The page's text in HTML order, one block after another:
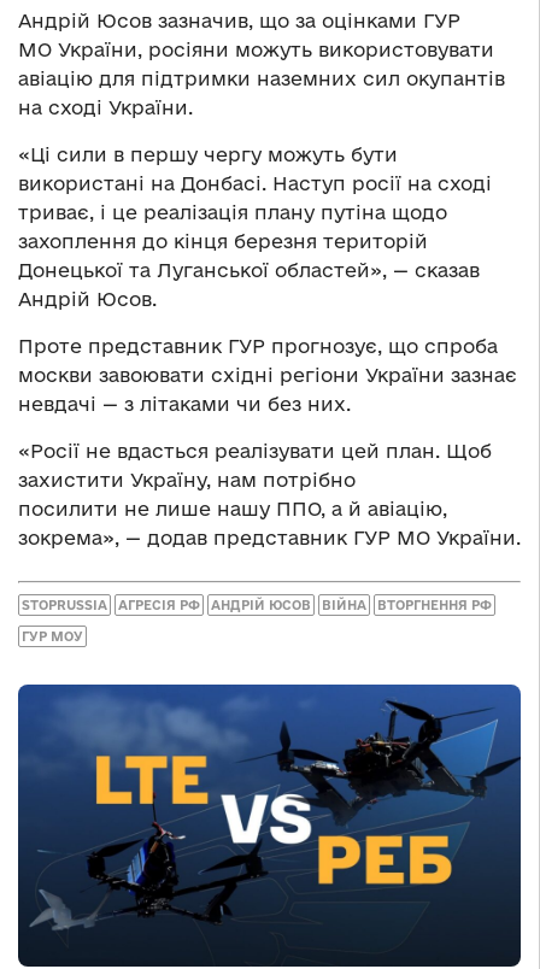
Андрій Юсов зазначив, що за оцінками ГУР
МО України, росіяни можуть використовувати
авіацію для підтримки наземних сил окупантів
на сході України.
«Ці сили в першу чергу можуть бути
використані на Донбасі. Наступ росії на сході
триває, і це реалізація плану путіна щодо
захоплення до кінця березня територій
Донецької та Луганської областей», — сказав
Андрій Юсов.
Проте представник ГУР прогнозує, що спроба
москви завоювати східні регіони України зазнає
невдачі — з літаками чи без них.
«Росії не вдасться реалізувати цей план. Щоб
захистити Україну, нам потрібно
посилити не лише нашу ППО, а й авіацію,
зокрема», — додав представник ГУР МО України.
STOPRUSSIA АГРЕСІЯ РФ АНДРІЙ ЮСОВ ВІЙНА ВТОРГНЕННЯ РФ
ГУР МОУ